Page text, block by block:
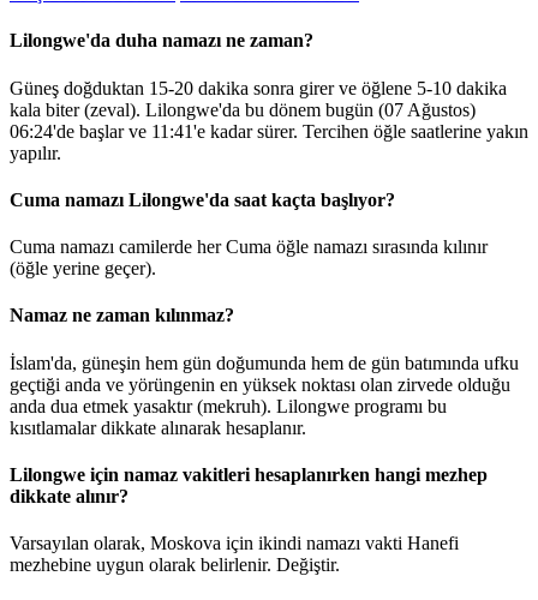
Lilongwe'da duha namazı ne zaman?
Güneş doğduktan 15-20 dakika sonra girer ve öğlene 5-10 dakika
kala biter (zeval). Lilongwe'da bu dönem bugün (07 Ağustos)
06:24'de başlar ve 11:41'e kadar sürer. Tercihen öğle saatlerine yakın
yapılır.
Cuma namazı Lilongwe'da saat kaçta başlıyor?
Cuma namazı camilerde her Cuma öğle namazı sırasında kılınır
(öğle yerine geçer).
Namaz ne zaman kılınmaz?
İslam'da, güneşin hem gün doğumunda hem de gün batımında ufku
geçtiği anda ve yörüngenin en yüksek noktası olan zirvede olduğu
anda dua etmek yasaktır (mekruh). Lilongwe programı bu
kısıtlamalar dikkate alınarak hesaplanır.
Lilongwe için namaz vakitleri hesaplanırken hangi mezhep
dikkate alınır?
Varsayılan olarak, Moskova için ikindi namazı vakti Hanefi
mezhebine uygun olarak belirlenir. Değiştir.